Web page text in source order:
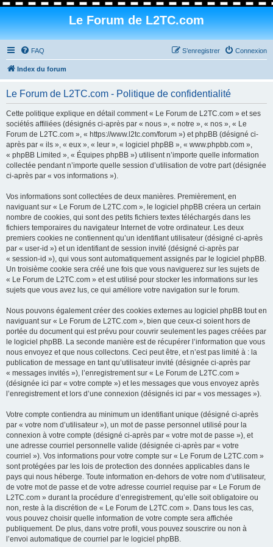
Le Forum de L2TC.com
FAQ Connexion
S’enregistrer
Index du forum
Le Forum de L2TC.com - Politique de confidentialité
Cette politique explique en détail comment « Le Forum de L2TC.com » et ses
sociétés affiliées (désignés ci-après par « nous », « notre », « nos », « Le
Forum de L2TC.com », « https://www.l2tc.com/forum ») et phpBB (désigné ci-
après par « ils », « eux », « leur », « logiciel phpBB », « www.phpbb.com »,
« phpBB Limited », « Équipes phpBB ») utilisent n’importe quelle information
collectée pendant n’importe quelle session d’utilisation de votre part (désignée
ci-après par « vos informations »).
Vos informations sont collectées de deux manières. Premièrement, en
naviguant sur « Le Forum de L2TC.com », le logiciel phpBB créera un certain
nombre de cookies, qui sont des petits fichiers textes téléchargés dans les
fichiers temporaires du navigateur Internet de votre ordinateur. Les deux
premiers cookies ne contiennent qu’un identifiant utilisateur (désigné ci-après
par « user-id ») et un identifiant de session invité (désigné ci-après par
« session-id »), qui vous sont automatiquement assignés par le logiciel phpBB.
Un troisième cookie sera créé une fois que vous naviguerez sur les sujets de
« Le Forum de L2TC.com » et est utilisé pour stocker les informations sur les
sujets que vous avez lus, ce qui améliore votre navigation sur le forum.
Nous pouvons également créer des cookies externes au logiciel phpBB tout en
naviguant sur « Le Forum de L2TC.com », bien que ceux-ci soient hors de
portée du document qui est prévu pour couvrir seulement les pages créées par
le logiciel phpBB. La seconde manière est de récupérer l’information que vous
nous envoyez et que nous collectons. Ceci peut être, et n’est pas limité à : la
publication de message en tant qu’utilisateur invité (désignée ci-après par
« messages invités »), l’enregistrement sur « Le Forum de L2TC.com »
(désignée ici par « votre compte ») et les messages que vous envoyez après
l’enregistrement et lors d’une connexion (désignés ici par « vos messages »).
Votre compte contiendra au minimum un identifiant unique (désigné ci-après
par « votre nom d’utilisateur »), un mot de passe personnel utilisé pour la
connexion à votre compte (désigné ci-après par « votre mot de passe »), et
une adresse courriel personnelle valide (désignée ci-après par « votre
courriel »). Vos informations pour votre compte sur « Le Forum de L2TC.com »
sont protégées par les lois de protection des données applicables dans le
pays qui nous héberge. Toute information en-dehors de votre nom d’utilisateur,
de votre mot de passe et de votre adresse courriel requise par « Le Forum de
L2TC.com » durant la procédure d’enregistrement, qu’elle soit obligatoire ou
non, reste à la discrétion de « Le Forum de L2TC.com ». Dans tous les cas,
vous pouvez choisir quelle information de votre compte sera affichée
publiquement. De plus, dans votre profil, vous pouvez souscrire ou non à
l’envoi automatique de courriel par le logiciel phpBB.